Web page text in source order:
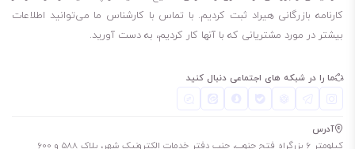
اصطکاک** بین قطعات متحرک موتور، به بهبود کارایی موتور و در نتیجه
کاهش مصرف سوخت کمک می‌کند.
عالی در برابر کاهش گرانروی در اثر کارکردهای طولانی نیز به حفظ عملکرد
کارنامه بازرگانی هیراد ثبت کردیم. با تماس با کارشناس ما می‌توانید اطلاعات
بیشتر در مورد مشتریانی که با آنها کار کردیم، به دست آورید.
ما را در شبکه های اجتماعی دنبال کنید
آدرس
کیلومتر 6 بزرگراه فتح جنوب، جنب دفتر خدمات الکترونیک شهر، پلاک 588 و 600